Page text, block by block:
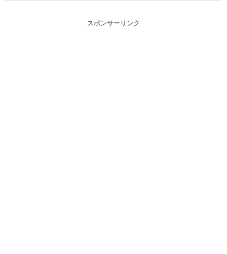
スポンサーリンク